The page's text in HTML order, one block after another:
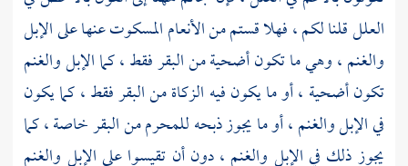
العلل قلنا لكم ، فهلا قستم من الأنعام المسكوت عنها على الإبل
والغنم ، وهي ما تكون أضحية من البقر فقط ، كما الإبل والغنم
تكون أضحية ، أو ما يكون فيه الزكاة من البقر فقط ، كما يكون
في الإبل والغنم ، أو ما يجوز ذبحه للمحرم من البقر خاصة ، كما
يجوز ذلك في الإبل والغنم ، دون أن تقيسوا على الإبل والغنم